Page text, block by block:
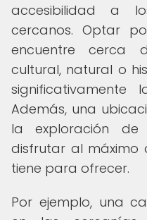
accesibilidad a
cercanos. Optar
encuentre cerca
cultural, natural o
significativamente
Además, una
la exploración
disfrutar al máximo
tiene para ofrecer.
Por ejemplo, una